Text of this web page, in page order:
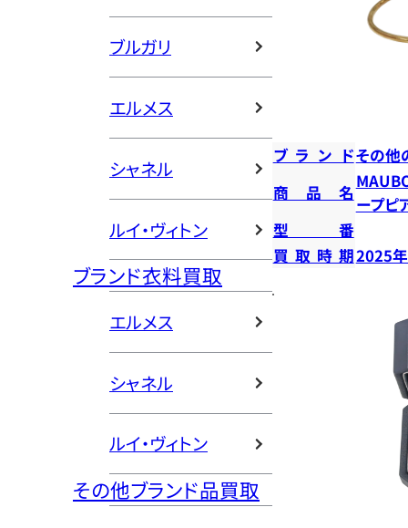
ブルガリ
エルメス
シャネル
ルイ・ヴィトン
ブランド衣料買取
エルメス
シャネル
ルイ・ヴィトン
その他ブランド品買取
ブランドその他
商品名
ープピ
型番
買取時期2025